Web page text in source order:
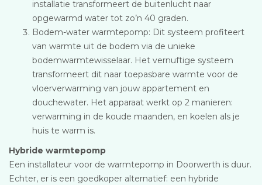
installatie transformeert de buitenlucht naar
opgewarmd water tot zo’n 40 graden.
Bodem-water warmtepomp: Dit systeem profiteert
van warmte uit de bodem via de unieke
bodemwarmtewisselaar. Het vernuftige systeem
transformeert dit naar toepasbare warmte voor de
vloerverwarming van jouw appartement en
douchewater. Het apparaat werkt op 2 manieren:
verwarming in de koude maanden, en koelen als je
huis te warm is.
Hybride warmtepomp
Een installateur voor de warmtepomp in Doorwerth is duur.
Echter, er is een goedkoper alternatief: een hybride